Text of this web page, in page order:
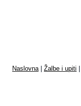
Naslovna| Žalbe i upiti